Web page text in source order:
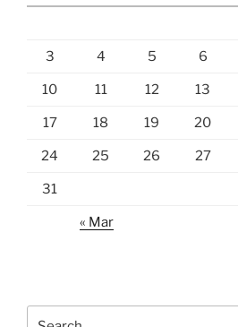
3 4 5 6
10 11 12 13
17 18 19 20
24 25 26 27
31
« Mar